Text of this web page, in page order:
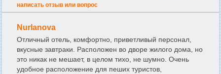
написать отзыв или вопрос
Nurlanova
Отличный отель, комфортно, приветливый персонал,
вкусные завтраки. Расположен во дворе жилого дома, но
это никак не мешает, в целом тихо, не шумно. Очень
удобное расположение для пеших туристов,